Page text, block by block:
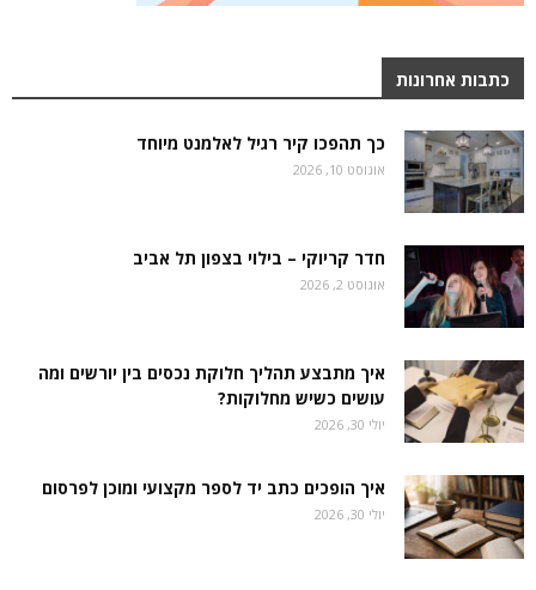
כתבות אחרונות
כך תהפכו קיר רגיל לאלמנט מיוחד
אוגוסט 10, 2026
חדר קריוקי – בילוי בצפון תל אביב
אוגוסט 2, 2026
איך מתבצע תהליך חלוקת נכסים בין יורשים ומה
עושים כשיש מחלוקות?
יולי 30, 2026
איך הופכים כתב יד לספר מקצועי ומוכן לפרסום
יולי 30, 2026